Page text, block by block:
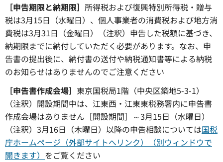
［申告期限と納期限］ 所得税および復興特別所得税・贈与
税は3月15日（水曜日）、個人事業者の消費税および地方消
費税は3月31日（金曜日）（注釈）申告した税額に基づき、
納期限までに納付していただく必要があります。なお、申
告書の提出後に、納付書の送付や納税通知書等による納税
のお知らせはありませんのでご注意ください
［申告書作成会場］ 東京国税局1階（中央区築地5-3-1）
（注釈）開設期間中は、江東西・江東東税務署内に申告書
作成会場はありません［開設期間］～3月15日（水曜日）
（注釈）3月16日（木曜日）以降の申告相談については国税
庁ホームページ（外部サイトへリンク）（別ウィンドウで
開きます） をご覧ください